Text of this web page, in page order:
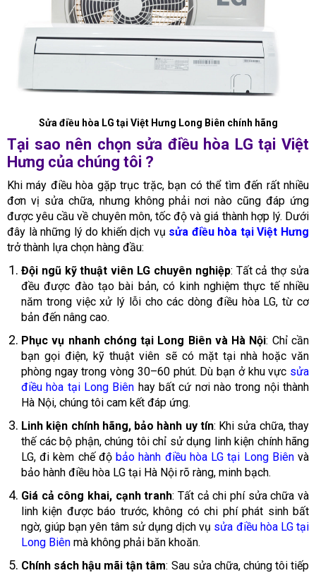
Sửa điều hòa LG tại Việt Hưng Long Biên chính hãng
Tại sao nên chọn sửa điều hòa LG tại Việt
Hưng của chúng tôi ?
Khi máy điều hòa gặp trục trặc, bạn có thể tìm đến rất nhiều
đơn vị sửa chữa, nhưng không phải nơi nào cũng đáp ứng
được yêu cầu về chuyên môn, tốc độ và giá thành hợp lý. Dưới
đây là những lý do khiến dịch vụ sửa điều hòa tại Việt Hưng
trở thành lựa chọn hàng đầu:
Đội ngũ kỹ thuật viên LG chuyên nghiệp: Tất cả thợ sửa
đều được đào tạo bài bản, có kinh nghiệm thực tế nhiều
năm trong việc xử lý lỗi cho các dòng điều hòa LG, từ cơ
bản đến nâng cao.
Phục vụ nhanh chóng tại Long Biên và Hà Nội: Chỉ cần
bạn gọi điện, kỹ thuật viên sẽ có mặt tại nhà hoặc văn
phòng ngay trong vòng 30–60 phút. Dù bạn ở khu vực sửa
điều hòa tại Long Biên hay bất cứ nơi nào trong nội thành
Hà Nội, chúng tôi cam kết đáp ứng.
Linh kiện chính hãng, bảo hành uy tín: Khi sửa chữa, thay
thế các bộ phận, chúng tôi chỉ sử dụng linh kiện chính hãng
LG, đi kèm chế độbảo hành điều hòa LG tại Long Biênvà
bảo hành điều hòa LG tại Hà Nội rõ ràng, minh bạch.
Giá cả công khai, cạnh tranh: Tất cả chi phí sửa chữa và
linh kiện được báo trước, không có chi phí phát sinh bất
ngờ, giúp bạn yên tâm sử dụng dịch vụ sửa điều hòa LG tại
Long Biên mà không phải băn khoăn.
Chính sách hậu mãi tận tâm: Sau sửa chữa, chúng tôi tiếp